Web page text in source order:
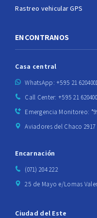
Rastreo vehicular GPS
ENCONTRANOS
Casa central
WhatsApp: +595 21
Call Center: +595 21
Emergencia Monitoreo:
Aviadores del Chaco
Encarnación
(071) 204 222
25 de Mayo e/Lomas
Ciudad del Este